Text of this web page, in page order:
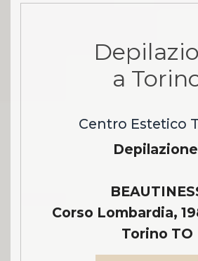
a
Centro Estetico
Depilazione
Corso Lombardia,
Torino TO